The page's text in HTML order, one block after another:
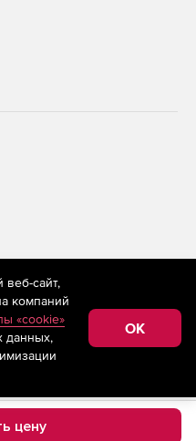
цену
применяются
технологии
сбора,
относящихся к
«Интернет»,
Федерации)
сайт,
компаний
«cookie»
данных,
OK